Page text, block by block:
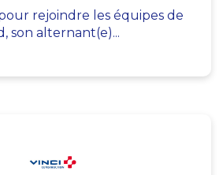
rejoindre les équipes de
son alternant(e)...